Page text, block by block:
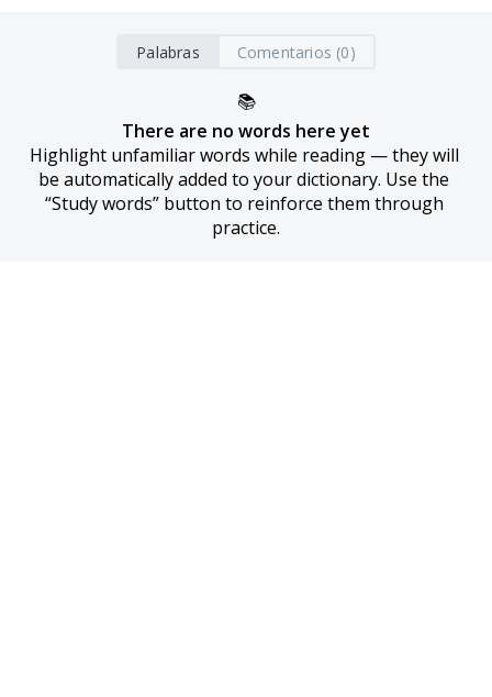
Palabras Comentarios (0)
📚
There are no words here yet
Highlight unfamiliar words while reading — they will
be automatically added to your dictionary. Use the
“Study words” button to reinforce them through
practice.